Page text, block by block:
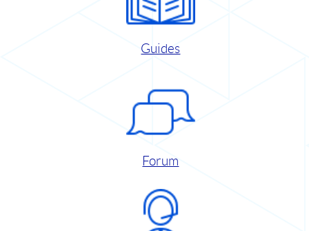
Guides
Forum